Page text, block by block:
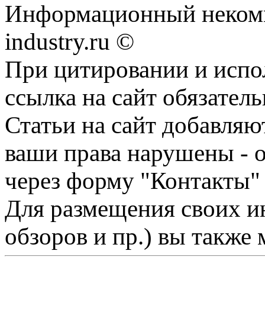
Информационный
industry.ru ©
При цитировании и
ссылка на сайт
Статьи на сайт
ваши права нарушены -
через форму "Контакты"
Для размещения своих
обзоров и пр.) вы также